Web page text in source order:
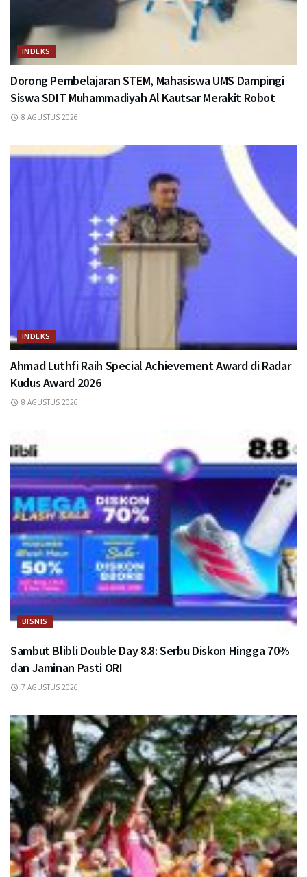
INDEKS
Dorong Pembelajaran STEM, Mahasiswa UMS Dampingi
Siswa SDIT Muhammadiyah Al Kautsar Merakit Robot
8 AGUSTUS 2026
INDEKS
Ahmad Luthfi Raih Special Achievement Award di Radar
Kudus Award 2026
8 AGUSTUS 2026
BISNIS
Sambut Blibli Double Day 8.8: Serbu Diskon Hingga 70%
dan Jaminan Pasti ORI
7 AGUSTUS 2026